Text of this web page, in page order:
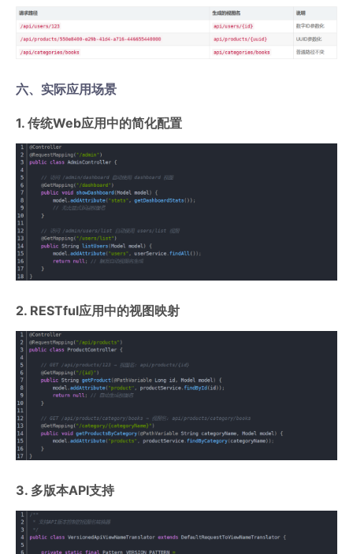
六、实际应用场景
1. 传统Web应用中的简化配置
2. RESTful应用中的视图映射
3. 多版本API支持